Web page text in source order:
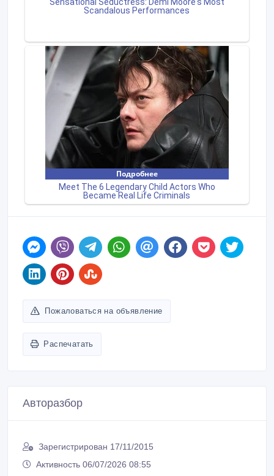
Пожаловаться на объявление
Распечатать
Авторазбор
Зарегистрирован 17/11/2015
Активность 06/07/2026 08:55